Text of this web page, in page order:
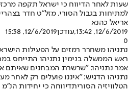
שעות לאחר הדיווח כי ישראל תקפה
למתיחות בגבול הסורי, מזל"ט חדר
אריאל כהנא
12/6/2019, 13:42
,עודכן12/6/2019, 15:38
0
נתניהו משחרר רמזים על הפעילות
ראש הממשלה בנימין נתניהו התייחס
אמר נתניהו: "שרשרת המבחנים שאיתם
נתניהו הדגיש: "איננו פועלים רק לאחר
הטלוויזיה הסוריתדיווחה כי יחידות